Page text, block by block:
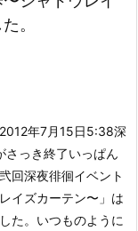
。
年7月15日5:38深
さっき終了いっぱん
回深夜徘徊イベント
イズカーテン〜」は
た。いつものように